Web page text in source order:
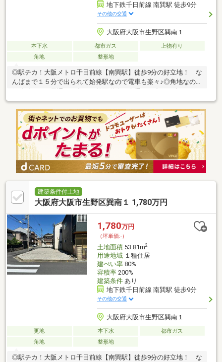
地下鉄千日前線 南巽駅 徒歩9分
その他の交通
大阪府大阪市生野区巽南１
本下水 都市ガス
上物有り
角地
整形地
◎駅チカ！大阪メトロ千日前線【南巽駅】徒歩9分の好立地！ な
んばまで１５分で出られて始発駅なので電車も楽々♪◎角地なので
子様のいるご家庭も安心です！◎スーパー・小中学校も近くて生
活環境の整ったファミリーにおすすめの物件です！現地見学会、
毎日開催中！当日のご見学も大歓迎！ぜひお気軽にお問い合わせ
ください♪住宅ローンなど経験豊富な担当スタッフが丁寧に対応い
たします。LIXIL不動産ショップ 葵TEL 0120-952-198
建築条件付土地
大阪府大阪市生野区巽南１ 1,780万円
1,780万円
（坪単価:-）
土地面積53.81m2
用途地域１種住居
建ぺい率80%
容積率200%
建築条件あり
地下鉄千日前線 南巽駅 徒歩9分
その他の交通
大阪府大阪市生野区巽南１
更地 本下水
都市ガス
角地
整形地
◎駅チカ！大阪メトロ千日前線【南巽駅】徒歩9分の好立地！ な